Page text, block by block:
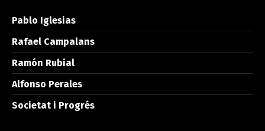
Pablo Iglesias
Rafael Campalans
Ramón Rubial
Alfonso Perales
Societat i Progrés